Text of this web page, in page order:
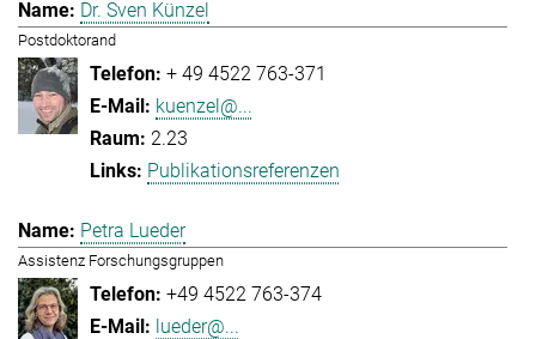
Dr. Sven Künzel
Postdoktorand
+ 49 4522 763-371
kuenzel@...
2.23
Publikationsreferenzen
Petra Lueder
Assistenz Forschungsgruppen
+49 4522 763-374
lueder@...